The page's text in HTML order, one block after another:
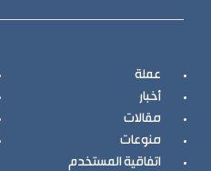
عملة
أخبار
مقالات
منوعات
اتفاقية المستخدم